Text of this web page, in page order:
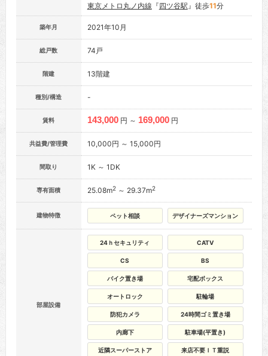
東京メトロ丸ノ内線 『四ツ谷駅』徒歩11分
築年月 2021年10月
総戸数 74戸
階建 13階建
種別/構造 -
賃料 143,000 円 ～ 169,000 円
共益費/管理費 10,000円 ～ 15,000円
間取り 1K ～ 1DK
専有面積 25.08m2～ 29.37m2
建物特徴 ペット相談 デザイナーズマンション
部屋設備
24ｈセキュリティ CATV
CS BS
バイク置き場 宅配ボックス
オートロック 駐輪場
防犯カメラ 24時間ゴミ置き場
内廊下 駐車場(平置き)
近隣スーパーストア 来店不要ＩＴ重説